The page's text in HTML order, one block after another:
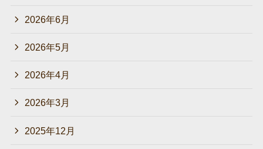
2026年6月
2026年5月
2026年4月
2026年3月
2025年12月